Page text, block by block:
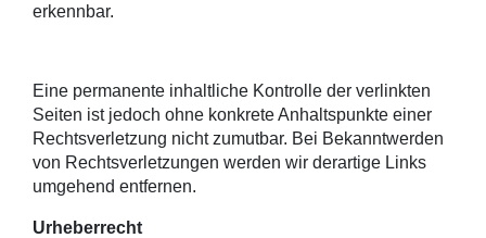
erkennbar.
Eine permanente inhaltliche Kontrolle der verlinkten
Seiten ist jedoch ohne konkrete Anhaltspunkte einer
Rechtsverletzung nicht zumutbar. Bei Bekanntwerden
von Rechtsverletzungen werden wir derartige Links
umgehend entfernen.
Urheberrecht